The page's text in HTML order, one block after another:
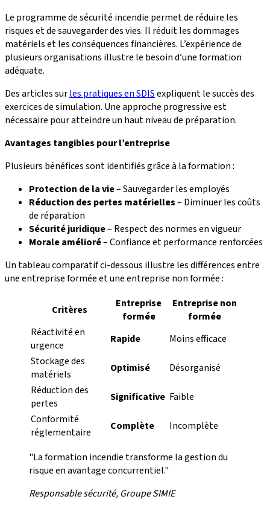
Le programme de sécurité incendie permet de réduire les
risques et de sauvegarder des vies. Il réduit les dommages
matériels et les conséquences financières. L’expérience de
plusieurs organisations illustre le besoin d’une formation
adéquate.
Des articles surles pratiques en SDISexpliquent le succès des
exercices de simulation. Une approche progressive est
nécessaire pour atteindre un haut niveau de préparation.
Avantages tangibles pour l’entreprise
Plusieurs bénéfices sont identifiés grâce à la formation :
Protection de la vie– Sauvegarder les employés
Réduction des pertes matérielles– Diminuer les coûts
de réparation
Sécurité juridique– Respect des normes en vigueur
Morale amélioré– Confiance et performance renforcées
Un tableau comparatif ci-dessous illustre les différences entre
une entreprise formée et une entreprise non formée :
Critères
Entreprise
formée
Entreprise non
formée
Réactivité en
urgence
Rapide
Moins efficace
Stockage des
matériels
Optimisé
Désorganisé
Réduction des
pertes
Significative Faible
Conformité
réglementaire
Complète Incomplète
"La formation incendie transforme la gestion du
risque en avantage concurrentiel."
Responsable sécurité, Groupe SIMIE